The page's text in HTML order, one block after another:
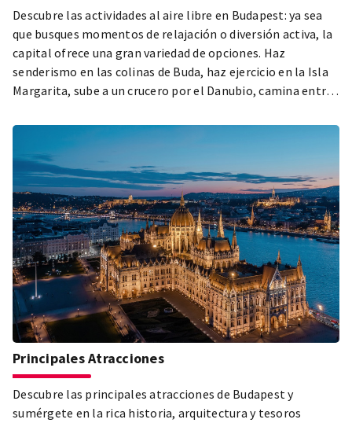
Descubre las actividades al aire libre en Budapest: ya sea
que busques momentos de relajación o diversión activa, la
capital ofrece una gran variedad de opciones. Haz
senderismo en las colinas de Buda, haz ejercicio en la Isla
Margarita, sube a un crucero por el Danubio, camina entre
Parque de la Ciudad o pedalea a lo largo del río Danubio.
Prepárate para la aventura y experimenta la vida al aire
libre única de la capital: actividades al aire libre, museos,
parques, eventos exteriores, oportunidades deportivas y
rutas de senderismo te esperan aquí, todo en un solo lugar.
Principales Atracciones
Descubre las principales atracciones de Budapest y
sumérgete en la rica historia, arquitectura y tesoros